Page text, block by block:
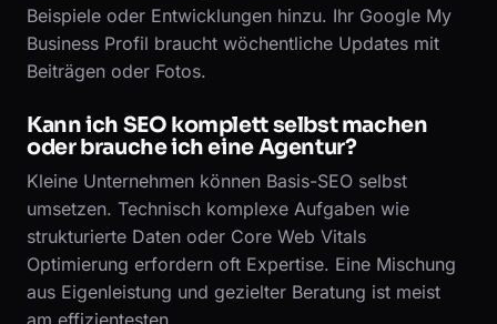
Beispiele oder Entwicklungen hinzu. Ihr Google My
Business Profil braucht wöchentliche Updates mit
Beiträgen oder Fotos.
Kann ich SEO komplett selbst machen
oder brauche ich eine Agentur?
Kleine Unternehmen können Basis-SEO selbst
umsetzen. Technisch komplexe Aufgaben wie
strukturierte Daten oder Core Web Vitals
Optimierung erfordern oft Expertise. Eine Mischung
aus Eigenleistung und gezielter Beratung ist meist
am effizientesten.